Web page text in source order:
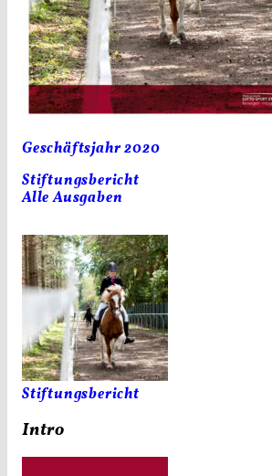
Geschäftsjahr 2020
Stiftungsbericht
Alle Ausgaben
Stiftungsbericht
Intro